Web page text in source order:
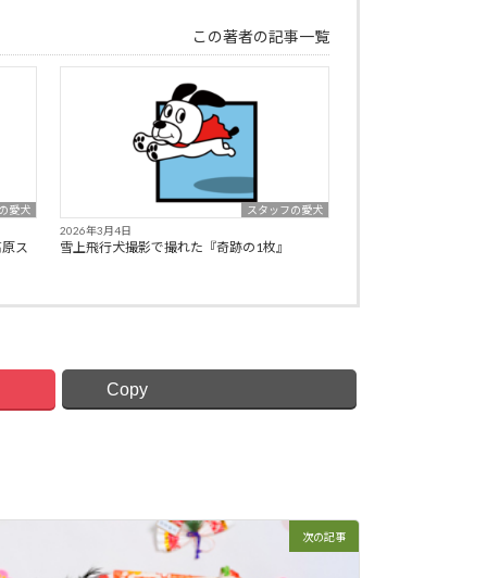
この著者の記事一覧
愛犬
ス
スタッフの愛犬
2026年3月4日
雪上飛行犬撮影で撮れた『奇跡の1枚』
Copy
次の記事